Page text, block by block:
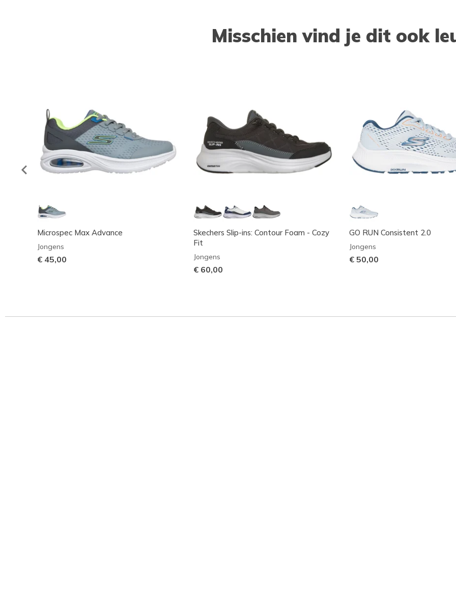
Misschien vind je dit ook
Microspec Max Advance
Jongens
€ 45,00
Skechers Slip-ins: Contour Foam - Cozy
Fit
Jongens
€ 60,00
GO RUN Consistent 2.0
Jongens
€ 50,00